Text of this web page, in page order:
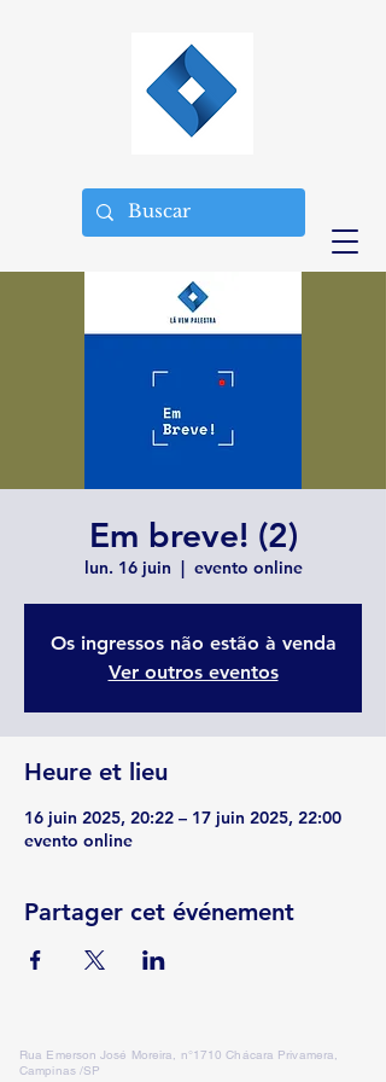
Em breve! (2)
lun. 16 juin
  |
evento online
Os ingressos não estão à venda
Ver outros eventos
Heure et lieu
16 juin 2025, 20:22 – 17 juin 2025, 22:00
evento online
Partager cet événement
Rua Emerson José Moreira, n°1710 Chácara Privamera,
Campinas /SP